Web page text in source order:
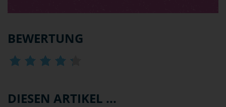
BEWERTUNG
DIESEN ARTIKEL ...